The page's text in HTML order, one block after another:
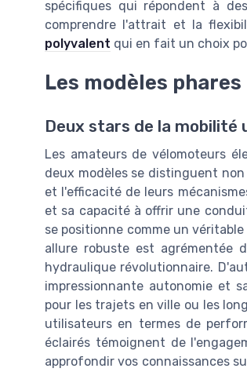
spécifiques qui répondent à
comprendre l'attrait et la
polyvalent qui en fait un choix
Les modèles
Deux stars de la mobilité
Les amateurs de vélomoteurs
deux modèles se distinguent
et l'efficacité de leurs
et sa capacité à offrir une
se positionne comme un
allure robuste est agrémentée
hydraulique révolutionnaire.
impressionnante autonomie et
pour les trajets en ville ou les
utilisateurs en termes de
éclairés témoignent de
approfondir vos connaissances